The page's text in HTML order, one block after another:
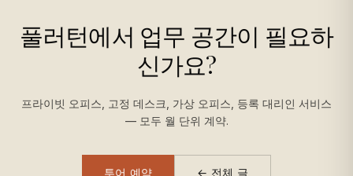
풀러턴에서 업무 공간이 필요하
신가요?
프라이빗 오피스, 고정 데스크, 가상 오피스, 등록 대리인 서비스
— 모두 월 단위 계약.
투어 예약 ← 전체 글